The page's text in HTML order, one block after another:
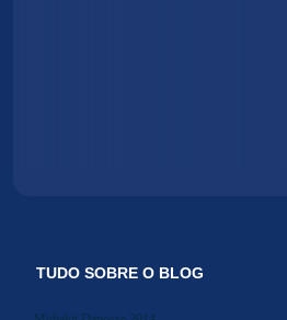
TUDO SOBRE O BLOG